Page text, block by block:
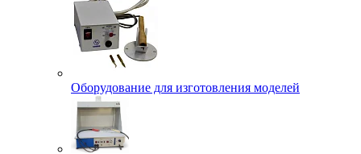
Оборудование для изготовления моделей